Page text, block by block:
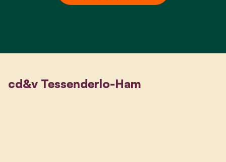
cd&v Tessenderlo-Ham